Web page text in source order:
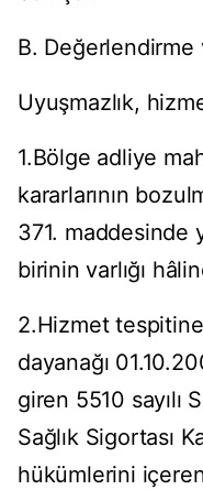
B. Değerlendirme
Uyuşmazlık,
1.Bölge adliye
kararlarının
371. maddesinde
birinin varlığı
2.Hizmet
dayanağı
giren 5510 sayılı
Sağlık Sigortası
hükümlerini